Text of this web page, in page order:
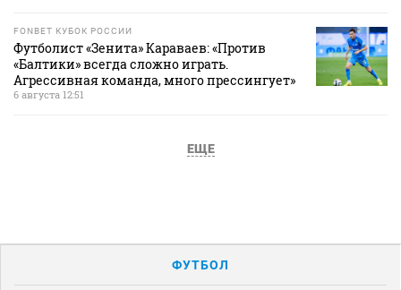
FONBET КУБОК РОССИИ
Футболист «Зенита» Караваев: «Против
«Балтики» всегда сложно играть.
Агрессивная команда, много прессингует»
6 августа 12:51
ЕЩЕ
ФУТБОЛ